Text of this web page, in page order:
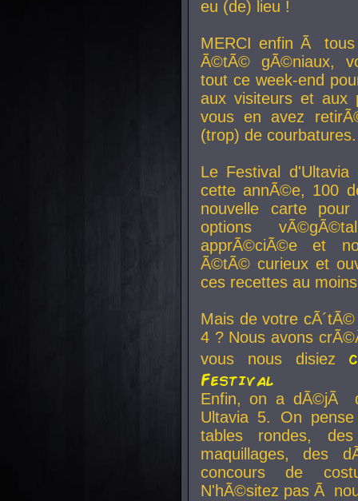
eu (de) lieu !
MERCI enfin Ã
Ã©tÃ© gÃ©niaux,
tout ce week-end
aux visiteurs et aux
vous en avez
(trop) de courbatures.
Le Festival
cette annÃ©e, 100
nouvelle carte
options
apprÃ©ciÃ©e et
Ã©tÃ© curieux et
ces recettes au
Mais de votre
4 ? Nous avons
vous nous disiez
Festival
Enfin, on a dÃ©jÃ
Ultavia 5. On
tables rondes,
maquillages, des
concours de
N'hÃ©sitez pas Ã